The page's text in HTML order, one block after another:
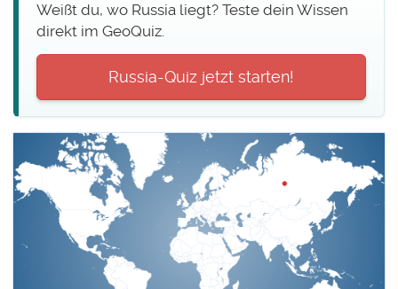
Weißt du, wo Russia liegt? Teste dein Wissen
direkt im GeoQuiz.
Russia-Quiz jetzt starten!